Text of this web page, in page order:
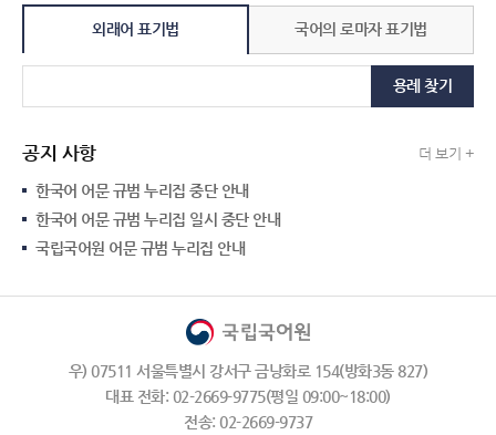
외래어 표기법 국어의 로마자 표기법
용례 찾기
공지 사항 더 보기 +
한국어 어문 규범 누리집 중단 안내
한국어 어문 규범 누리집 일시 중단 안내
국립국어원 어문 규범 누리집 안내
우) 07511 서울특별시 강서구 금낭화로 154(방화3동 827)
대표 전화: 02-2669-9775(평일 09:00~18:00)
전송: 02-2669-9737